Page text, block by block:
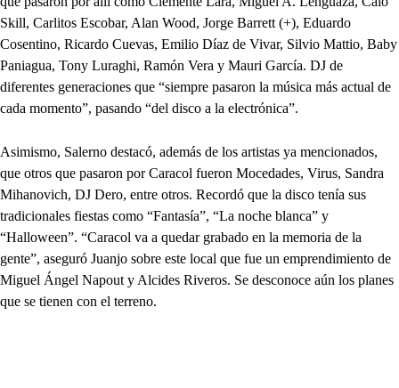
Skill, Carlitos Escobar, Alan Wood, Jorge Barrett (+), Eduardo
Cosentino, Ricardo Cuevas, Emilio Díaz de Vivar, Silvio Mattio, Baby
Paniagua, Tony Luraghi, Ramón Vera y Mauri García. DJ de
diferentes generaciones que “siempre pasaron la música más actual de
cada momento”, pasando “del disco a la electrónica”.
Asimismo, Salerno destacó, además de los artistas ya mencionados,
que otros que pasaron por Caracol fueron Mocedades, Virus, Sandra
Mihanovich, DJ Dero, entre otros. Recordó que la disco tenía sus
tradicionales fiestas como “Fantasía”, “La noche blanca” y
“Halloween”. “Caracol va a quedar grabado en la memoria de la
gente”, aseguró Juanjo sobre este local que fue un emprendimiento de
Miguel Ángel Napout y Alcides Riveros. Se desconoce aún los planes
que se tienen con el terreno.